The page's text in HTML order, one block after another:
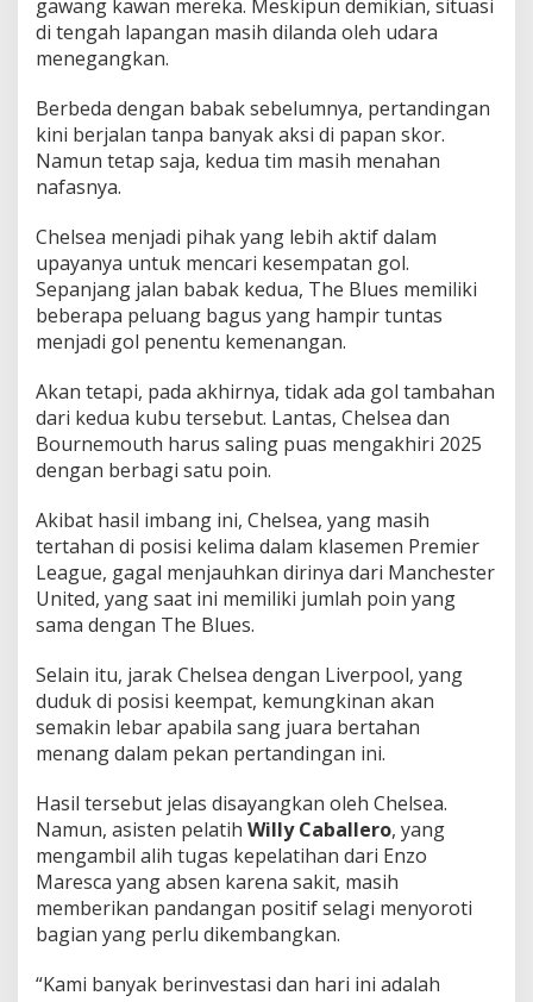
gawang kawan mereka. Meskipun demikian, situasi
di tengah lapangan masih dilanda oleh udara
menegangkan.
Berbeda dengan babak sebelumnya, pertandingan
kini berjalan tanpa banyak aksi di papan skor.
Namun tetap saja, kedua tim masih menahan
nafasnya.
Chelsea menjadi pihak yang lebih aktif dalam
upayanya untuk mencari kesempatan gol.
Sepanjang jalan babak kedua, The Blues memiliki
beberapa peluang bagus yang hampir tuntas
menjadi gol penentu kemenangan.
Akan tetapi, pada akhirnya, tidak ada gol tambahan
dari kedua kubu tersebut. Lantas, Chelsea dan
Bournemouth harus saling puas mengakhiri 2025
dengan berbagi satu poin.
Akibat hasil imbang ini, Chelsea, yang masih
tertahan di posisi kelima dalam klasemen Premier
League, gagal menjauhkan dirinya dari Manchester
United, yang saat ini memiliki jumlah poin yang
sama dengan The Blues.
Selain itu, jarak Chelsea dengan Liverpool, yang
duduk di posisi keempat, kemungkinan akan
semakin lebar apabila sang juara bertahan
menang dalam pekan pertandingan ini.
Hasil tersebut jelas disayangkan oleh Chelsea.
Namun, asisten pelatih Willy Caballero, yang
mengambil alih tugas kepelatihan dari Enzo
Maresca yang absen karena sakit, masih
memberikan pandangan positif selagi menyoroti
bagian yang perlu dikembangkan.
“Kami banyak berinvestasi dan hari ini adalah